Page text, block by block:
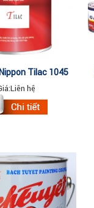
Tilac 1045
MATT 3Lit
Liên hệ